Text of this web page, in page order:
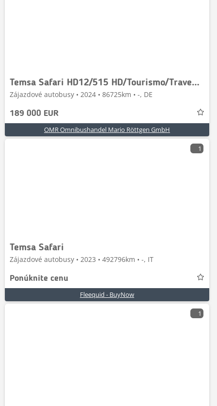
Temsa Safari HD12/515 HD/Tourismo/Travego/Cityliner
Zájazdové autobusy • 2024 • 86725km • -, DE
189 000 EUR
OMR Omnibushandel Mario Röttgen GmbH
1
Temsa Safari
Zájazdové autobusy • 2023 • 492796km • -, IT
Ponúknite cenu
Fleequid - BuyNow
1